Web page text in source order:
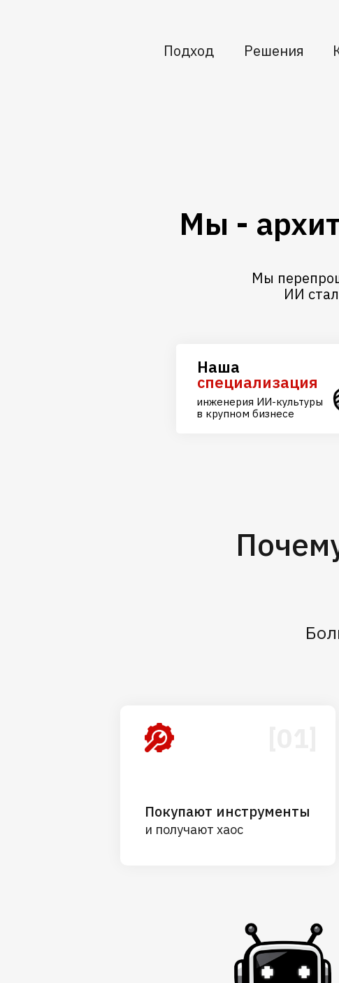
Решения
Подход
Мы -
Мы
ИИ
специализация
Наша
инженерия ИИ-культуры
в крупном бизнесе
и получают хаос
Покупают инструменты